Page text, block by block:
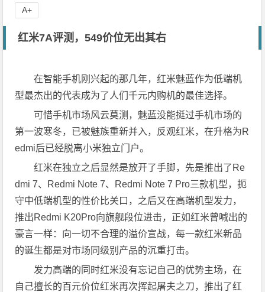
红米7A评测，549价位无出其右
在智能手机刚兴起的那几年，红米魅蓝作为低端机
型最杰出的代表成为了人们千元内购机的最佳选择。
可惜手机市场风云莫测，魅蓝没能挺过手机市场的
第一波寒冬，已被魅族重新并入，反观红米，在升格为R
edmi后已经脱离小米独立门户。
红米在独立之后显然是放开了手脚，先是推出了Re
dmi 7、Redmi Note 7、Redmi Note 7 Pro三款机型，扼
守中低端机型的性价比关口，之后又在高端机型发力，
推出Redmi K20Pro向旗舰段位进击，正如红米曾喊出的
豪言一样：向一切不合理的溢价宣战，每一款红米新品
的诞生都是对市场同级别产品的沉重打击。
发力高端的同时红米没有忘记自己的优势主场，在
自己擅长的百元价位红米再次挥起屠夫之刀，推出了红
A+